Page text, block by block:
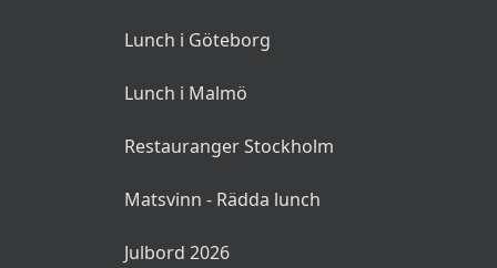
Lunch i Göteborg
Lunch i Malmö
Restauranger Stockholm
Matsvinn - Rädda lunch
Julbord 2026